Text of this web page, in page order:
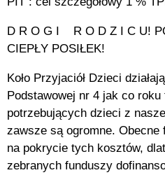
D R O G I R O D Z I C U!
CIEPŁY POSIŁEK!
Koło Przyjaciół Dzieci
Podstawowej nr 4 jak co
potrzebujących dzieci z
zawsze są ogromne.
na pokrycie tych kosztów,
zebranych funduszy